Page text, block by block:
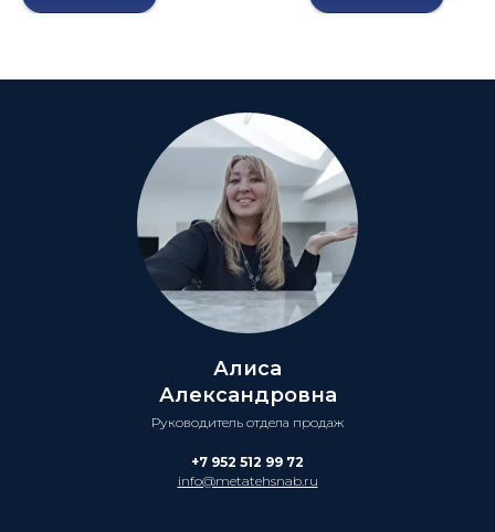
Алиса
Александровна
Руководитель отдела продаж
+7 952 512 99 72
info@metatehsnab.ru